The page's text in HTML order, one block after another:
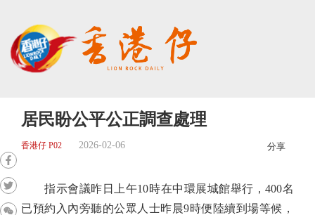
居民盼公平公正調查處理
香港仔 P02 2026-02-06 分享
指示會議昨日上午10時在中環展城館舉行，400名
已預約入內旁聽的公眾人士昨晨9時便陸續到場等候，